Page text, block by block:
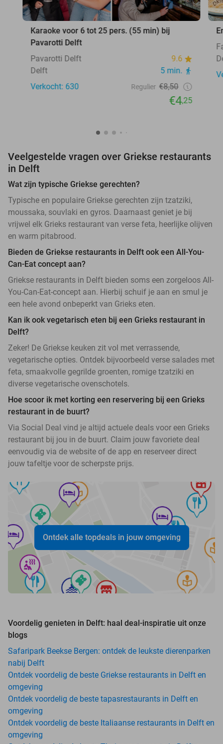
Karaoke voor 6 tot 25 pers. (55 min) bij
Pavarotti Delft
Pavarotti Delft
9.6
Delft
5 min.
Verkocht: 630
Regulier €8,50
€4,25
Veelgestelde vragen over Griekse restaurants
in Delft
Wat zijn typische Griekse gerechten?
Typische en populaire Griekse gerechten zijn tzatziki,
moussaka, souvlaki en gyros. Daarnaast geniet je bij
vrijwel elk Grieks restaurant van verse feta, heerlijke olijven
en warm pitabrood.
Bieden de Griekse restaurants in Delft ook een All-You-
Can-Eat concept aan?
Griekse restaurants in Delft bieden soms een zorgeloos All-
You-Can-Eat-concept aan. Hierbij schuif je aan en smul je
een hele avond onbeperkt van Grieks eten.
Kan ik ook vegetarisch eten bij een Grieks restaurant in
Delft?
Zeker! De Griekse keuken zit vol met verrassende,
vegetarische opties. Ontdek bijvoorbeeld verse salades met
feta, smaakvolle gegrilde groenten, romige tzatziki en
diverse vegetarische ovenschotels.
Hoe scoor ik met korting een reservering bij een Grieks
restaurant in de buurt?
Via Social Deal vind je altijd actuele deals voor een Grieks
restaurant bij jou in de buurt. Claim jouw favoriete deal
eenvoudig via de website of de app en reserveer direct
jouw tafeltje voor de scherpste prijs.
Ontdek alle topdeals in jouw omgeving
Voordelig genieten in Delft: haal deal-inspiratie uit onze
blogs
Safaripark Beekse Bergen: ontdek de leukste dierenparken
nabij Delft
Ontdek voordelig de beste Griekse restaurants in Delft en
omgeving
Ontdek voordelig de beste tapasrestaurants in Delft en
omgeving
Ontdek voordelig de beste Italiaanse restaurants in Delft en
omgeving